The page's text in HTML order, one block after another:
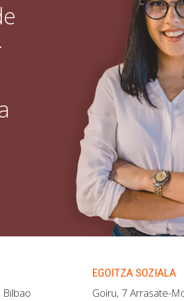
Bilbao
EGOITZA SOZIALA
Goiru, 7 Arrasate-